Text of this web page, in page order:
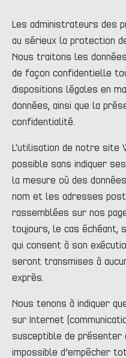
Les administrateurs des
au sérieux la protection
Nous traitons les
de façon confidentielle
dispositions légales en
données, ainsi que la
confidentialité.
L'utilisation de notre site
possible sans indiquer
la mesure où des
nom et les adresses
rassemblées sur nos
toujours, le cas échéant,
qui consent à son
seront transmises à
exprès.
Nous tenons à indiquer
sur Internet
susceptible de
impossible d’empêcher